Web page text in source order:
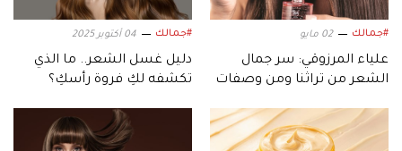
#جمالك 02 مايو
علياء المرزوقي: سر جمال
الشعر من تراثنا ومن وصفات
#جمالك 04 أكتوبر 2025
دليل غسل الشعر.. ما الذي
تكشفه لكِ فروة رأسكِ؟